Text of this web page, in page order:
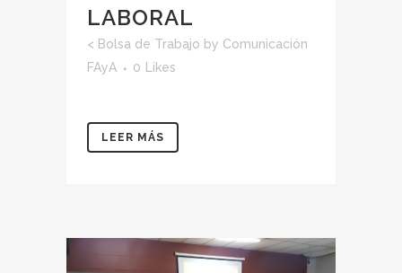
LABORAL
< Bolsa de Trabajo by Comunicación
FAyA
0 Likes
LEER MÁS